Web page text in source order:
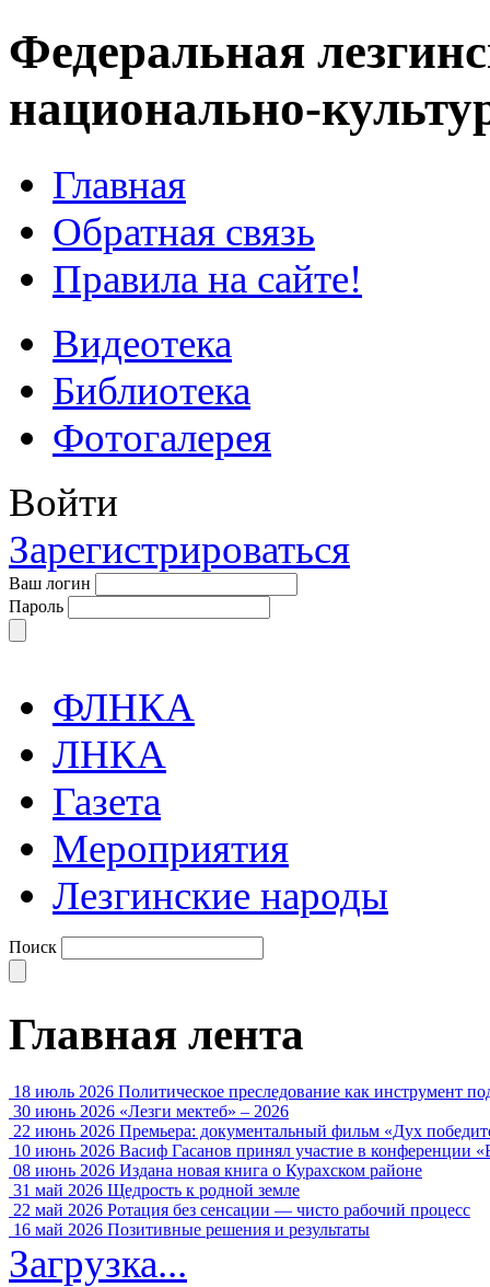
Федеральная
национально-
Главная
Обратная связь
Правила на сайте!
Видеотека
Библиотека
Фотогалерея
Войти
Зарегистрироваться
Ваш логин
Пароль
ФЛНКА
ЛНКА
Газета
Мероприятия
Лезгинские народы
Поиск
Главная лента
18 июль 2026 Политическое преследование как инструмент
30 июнь 2026 «Лезги мектеб» – 2026
22 июнь 2026 Премьера: документальный фильм «Дух
10 июнь 2026 Васиф Гасанов принял участие в конференции
08 июнь 2026 Издана новая книга о Курахском районе
31 май 2026 Щедрость к родной земле
22 май 2026 Ротация без сенсации — чисто рабочий процесс
16 май 2026 Позитивные решения и результаты
Загрузка...